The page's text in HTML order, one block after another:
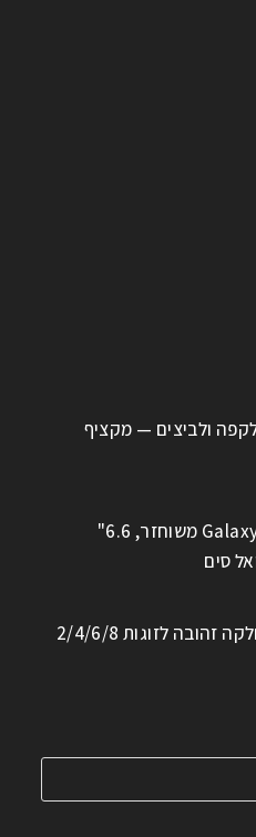
לקפה ולביצים — מקציף
סמסונג Galaxy A42 5G משוחזר, 6.6"
טבעת נירוסטה חלקה זהובה לזוגות 2/4/6/8